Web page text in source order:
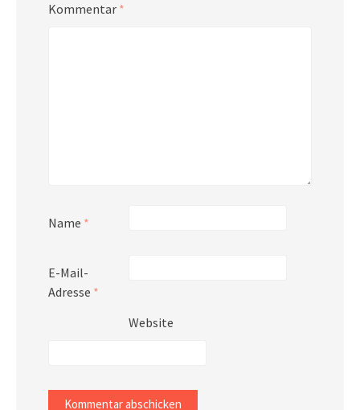
Kommentar *
Name *
E-Mail-
Adresse *
Website